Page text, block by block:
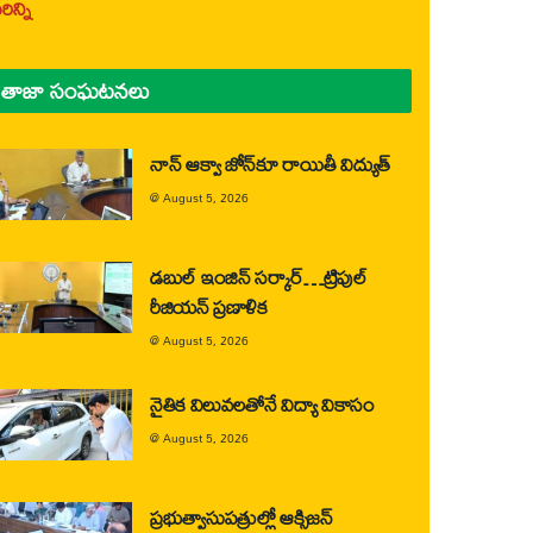
తాజా సంఘటనలు
నాన్ ఆక్వా జోన్‌కూ రాయితీ విద్యుత్
@August 5, 2026
డబుల్ ఇంజిన్ సర్కార్…ట్రిపుల్
రీజియన్ ప్రణాళిక
@August 5, 2026
నైతిక విలువలతోనే విద్యా వికాసం
@August 5, 2026
ప్రభుత్వాసుపత్రుల్లో ఆక్సిజన్